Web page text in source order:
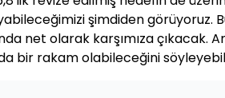
şimdiden görüyoruz.
net olarak karşımıza çıkacak.
bir rakam olabileceğini